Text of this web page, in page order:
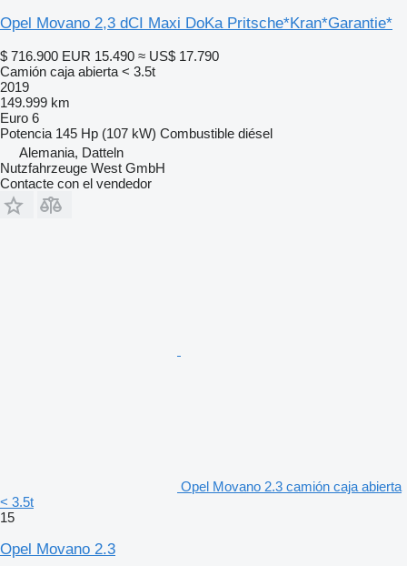
Opel Movano 2,3 dCI Maxi DoKa Pritsche*Kran*Garantie*
$ 716.900 EUR 15.490 ≈ US$ 17.790
Camión caja abierta < 3.5t
2019
149.999 km
Euro 6
Potencia 145 Hp (107 kW) Combustible diésel
Alemania, Datteln
Nutzfahrzeuge West GmbH
Contacte con el vendedor
Opel Movano 2.3 camión caja abierta
< 3.5t
15
Opel Movano 2.3